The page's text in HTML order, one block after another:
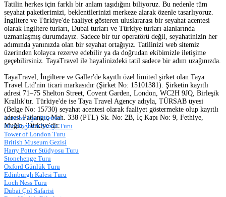
Tatilin herkes için farklı bir anlam taşıdığını biliyoruz. Bu nedenle tüm
seyahat paketlerimizi, beklentilerinizi merkeze alarak özenle tasarlıyoruz.
İngiltere ve Türkiye'de faaliyet gösteren uluslararası bir seyahat acentesi
olarak İngiltere turları, Dubai turları ve Türkiye turları alanlarında
uzmanlaşmış durumdayız. Sadece bir tur operatörü değil, seyahatinizin her
adımında yanınızda olan bir seyahat ortağıyız. Tatilinizi web sitemiz
üzerinden kolayca rezerve edebilir ya da doğrudan ekibimizle iletişime
geçebilirsiniz. TayaTravel ile hayalinizdeki tatil sadece bir adım uzağınızda.
TayaTravel, İngiltere ve Galler'de kayıtlı özel limited şirket olan Taya
Travel Ltd'nin ticari markasıdır (Şirket No: 15101381). Şirketin kayıtlı
adresi 71–75 Shelton Street, Covent Garden, London, WC2H 9JQ, Birleşik
Krallık'tır. Türkiye'de ise Taya Travel Agency adıyla, TÜRSAB üyesi
(Belge No: 15730) seyahat acentesi olarak faaliyet göstermekte olup kayıtlı
adresi Patlangıç Mah. 338 (PTL) Sk. No: 2B, İç Kapı No: 9, Fethiye,
Muğla, Türkiye'dir.
London Eye Biletleri
Buckingham Sarayı Turu
Tower of London Turu
British Museum Gezisi
Harry Potter Stüdyosu Turu
Stonehenge Turu
Oxford Günlük Turu
Edinburgh Kalesi Turu
Loch Ness Turu
Dubai Çöl Safarisi